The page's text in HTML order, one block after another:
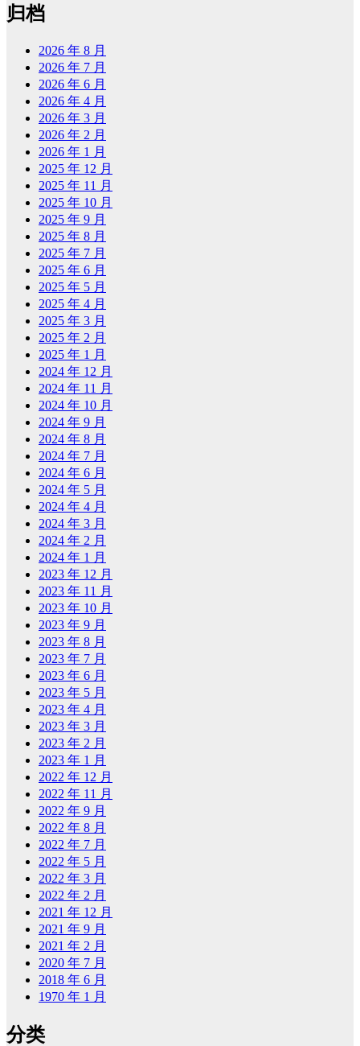
归档
2026 年 8 月
2026 年 7 月
2026 年 6 月
2026 年 4 月
2026 年 3 月
2026 年 2 月
2026 年 1 月
2025 年 12 月
2025 年 11 月
2025 年 10 月
2025 年 9 月
2025 年 8 月
2025 年 7 月
2025 年 6 月
2025 年 5 月
2025 年 4 月
2025 年 3 月
2025 年 2 月
2025 年 1 月
2024 年 12 月
2024 年 11 月
2024 年 10 月
2024 年 9 月
2024 年 8 月
2024 年 7 月
2024 年 6 月
2024 年 5 月
2024 年 4 月
2024 年 3 月
2024 年 2 月
2024 年 1 月
2023 年 12 月
2023 年 11 月
2023 年 10 月
2023 年 9 月
2023 年 8 月
2023 年 7 月
2023 年 6 月
2023 年 5 月
2023 年 4 月
2023 年 3 月
2023 年 2 月
2023 年 1 月
2022 年 12 月
2022 年 11 月
2022 年 9 月
2022 年 8 月
2022 年 7 月
2022 年 5 月
2022 年 3 月
2022 年 2 月
2021 年 12 月
2021 年 9 月
2021 年 2 月
2020 年 7 月
2018 年 6 月
1970 年 1 月
分类